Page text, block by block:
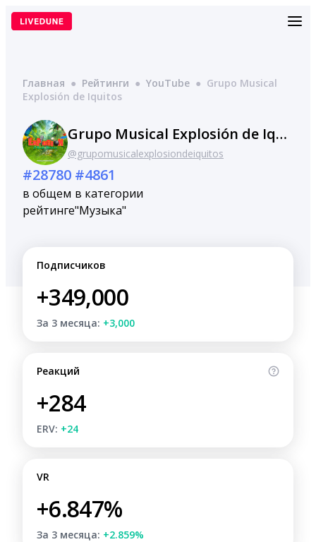
Перейти
Главная ● Рейтинги ● YouTube ● Grupo Musical
Explosión de Iquitos
Grupo Musical Explosión de Iquitos
@grupomusicalexplosiondeiquitos
#28780
в общем
рейтинге
#4861
в категории
"Музыка"
Подписчиков
+349,000
За 3 месяца: +3,000
Реакций
+284
ERV: +24
VR
+6.847%
За 3 месяца: +2.859%